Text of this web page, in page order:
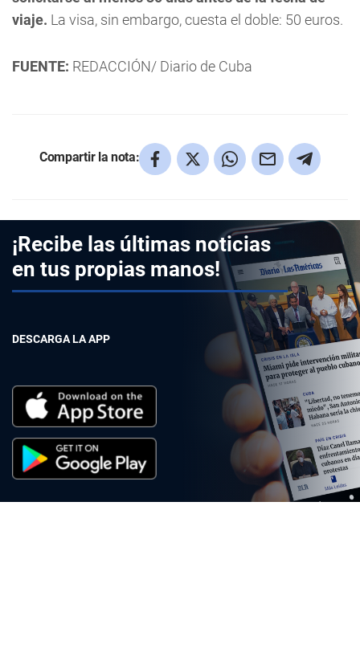
viaje. La visa, sin embargo, cuesta el doble: 50 euros.
FUENTE: REDACCIÓN/ Diario de Cuba
Compartir la nota:
¡Recibe las últimas noticias
en tus propias manos!
DESCARGA LA APP